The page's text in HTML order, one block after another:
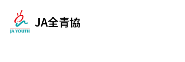
JA全青協